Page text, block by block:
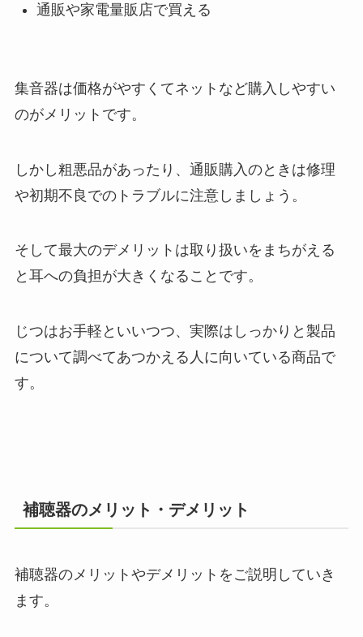
通販や家電量販店で買える
集音器は価格がやすくてネットなど購入しやすい
のがメリットです。
しかし粗悪品があったり、通販購入のときは修理
や初期不良でのトラブルに注意しましょう。
そして最大のデメリットは取り扱いをまちがえる
と耳への負担が大きくなることです。
じつはお手軽といいつつ、実際はしっかりと製品
について調べてあつかえる人に向いている商品で
す。
補聴器のメリット・デメリット
補聴器のメリットやデメリットをご説明していき
ます。